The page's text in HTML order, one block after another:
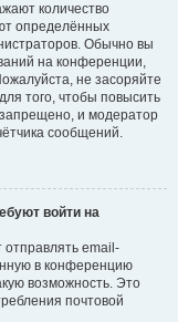
количество
определённых
Обычно вы
на конференции,
не засоряйте
того, чтобы повысить
и модератор
сообщений.
войти на
отправлять email-
в конференцию
возможность. Это
почтовой